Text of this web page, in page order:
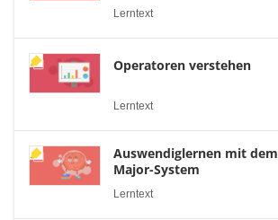
Lerntext
Operatoren verstehen
Lerntext
Auswendiglernen mit dem
Major-System
Lerntext